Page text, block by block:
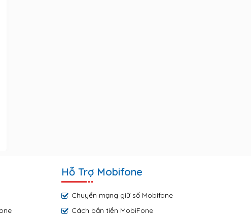
Hỗ Trợ Mobifone
Chuyển mạng giữ số Mobifone
Cách bắn tiền MobiFone